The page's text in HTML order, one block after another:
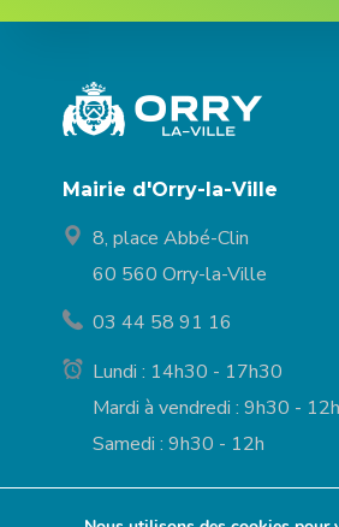
Mairie d'Orry-la-Ville
8, place Abbé-Clin
60 560 Orry-la-Ville
03 44 58 91 16
Lundi : 14h30 - 17h30
Mardi à vendredi : 9h30 -
Samedi : 9h30 - 12h